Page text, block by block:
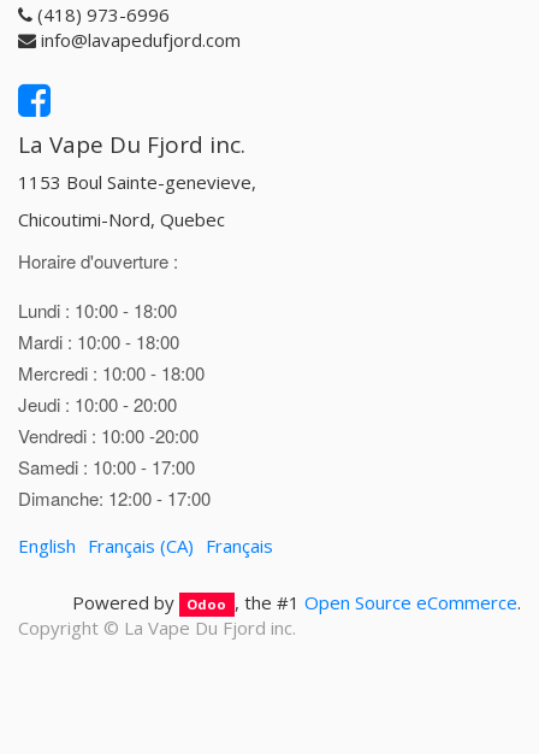
(418) 973-6996
info@lavapedufjord.com
La Vape Du Fjord inc.
1153 Boul Sainte-genevieve,
Chicoutimi-Nord, Quebec
Horaire d'ouverture :
Lundi : 10:00 - 18:00
Mardi : 10:00 - 18:00
Mercredi : 10:00 - 18:00
Jeudi : 10:00 - 20:00
Vendredi : 10:00 -20:00
Samedi : 10:00 - 17:00
Dimanche: 12:00 - 17:00
English Français (CA) Français
Powered by Odoo , the #1 Open Source eCommerce.
Copyright © La Vape Du Fjord inc.